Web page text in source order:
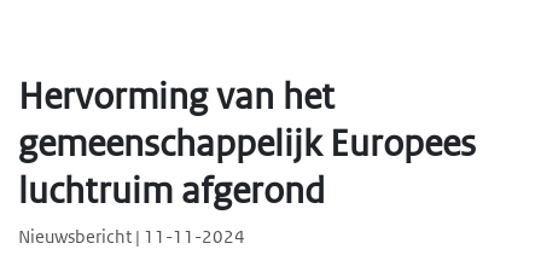
Hervorming van het
gemeenschappelijk Europees
luchtruim afgerond
Nieuwsbericht | 11-11-2024